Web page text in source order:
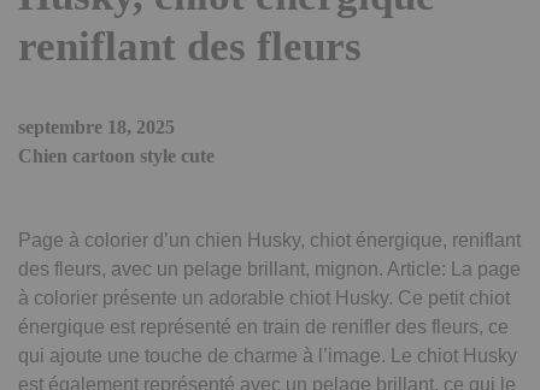
reniflant des fleurs
septembre 18, 2025
Chien cartoon style cute
Page à colorier d’un chien Husky, chiot énergique, reniflant
des fleurs, avec un pelage brillant, mignon. Article: La page
à colorier présente un adorable chiot Husky. Ce petit chiot
énergique est représenté en train de renifler des fleurs, ce
qui ajoute une touche de charme à l’image. Le chiot Husky
est également représenté avec un pelage brillant, ce qui le